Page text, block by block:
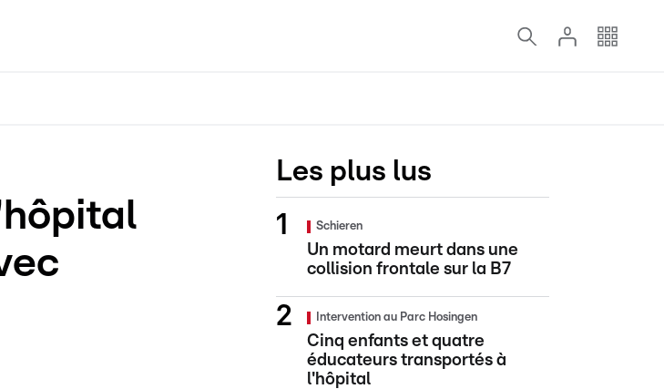
Les plus lus
Schieren
Un motard meurt dans une
collision frontale sur la B7
Intervention au Parc Hosingen
Cinq enfants et quatre
éducateurs transportés à
l'hôpital